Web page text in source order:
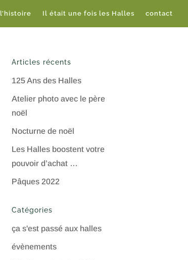
l’histoire Il était une fois les Halles contact
Articles récents
125 Ans des Halles
Atelier photo avec le père
noël
Nocturne de noël
Les Halles boostent votre
pouvoir d’achat …
Pâques 2022
Catégories
ça s'est passé aux halles
évènements